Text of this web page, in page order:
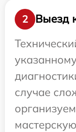
2
Выезд
случае